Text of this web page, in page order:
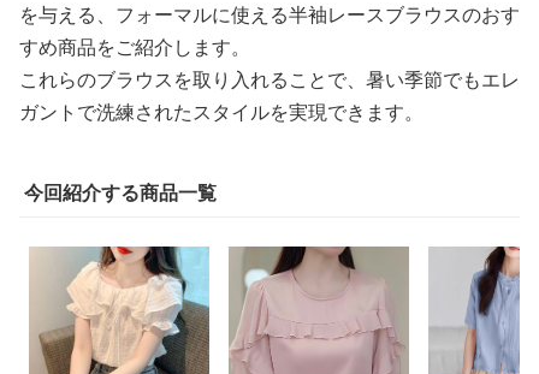
を与える、フォーマルに使える半袖レースブラウスのおす
すめ商品をご紹介します。
これらのブラウスを取り入れることで、暑い季節でもエレ
ガントで洗練されたスタイルを実現できます。
今回紹介する商品一覧